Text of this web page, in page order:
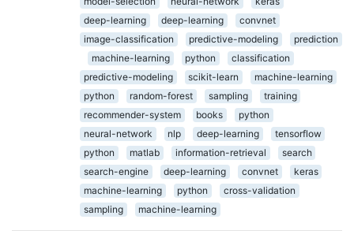
deep-learning
deep-learning
convnet
image-classification
predictive-modeling
prediction
machine-learning
python
classification
predictive-modeling
scikit-learn
machine-learning
python
random-forest sampling
training
recommender-system
books
python
neural-network
nlp deep-learning
tensorflow
python
matlab information-retrieval
search
search-engine
deep-learning convnet
keras
machine-learning
python
cross-validation
sampling
machine-learning